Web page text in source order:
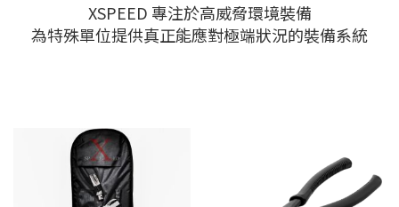
XSPEED 專注於高威脅環境裝備
為特殊單位提供真正能應對極端狀況的裝備系統